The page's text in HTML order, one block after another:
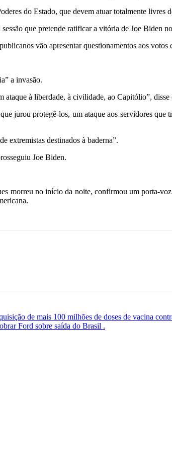
do Estado, que devem atuar totalmente livres
que pretende ratificar a vitória de Joe Biden
vão apresentar questionamentos aos
a invasão.
ataque à liberdade, à civilidade, ao Capitólio”,
jurou protegê-los, um ataque aos servidores
extremistas destinados à baderna”.
Joe Biden.
morreu no início da noite, confirmou um porta-
de mais 100 milhões de doses de vacina
Ford sobre saída do Brasil .